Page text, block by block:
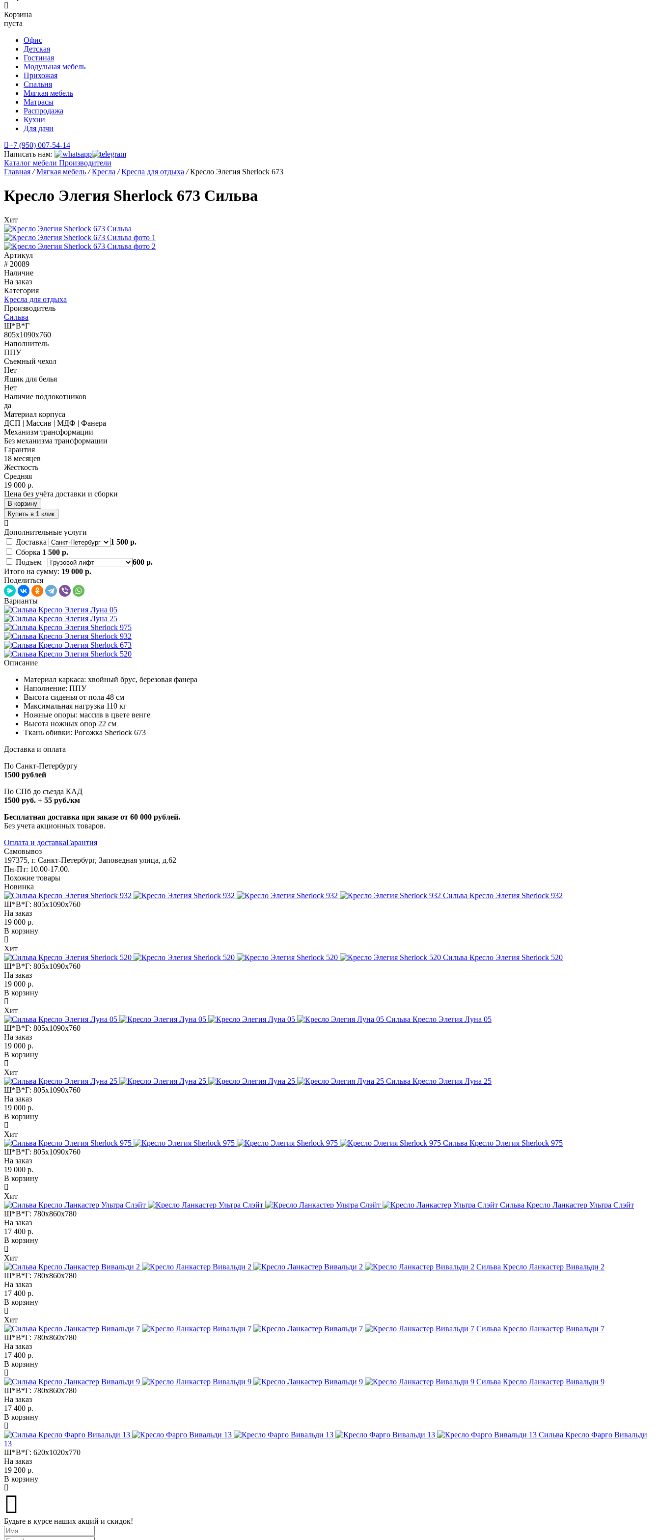
Корзина
пуста
Офис
Детская
Гостиная
Модульная мебель
Прихожая
Спальня
Мягкая мебель
Матрасы
Распродажа
Кухни
Для дачи
+7 (950) 007-54-14
Написать нам:
Каталог мебели Производители
Главная / Мягкая мебель / Кресла / Кресла для отдыха / Кресло Элегия Sherlock 673
Кресло Элегия Sherlock 673 Сильва
Хит
Артикул
# 20089
Наличие
На заказ
Категория
Кресла для отдыха
Производитель
Сильва
Ш*В*Г
805x1090x760
Наполнитель
ППУ
Съемный чехол
Нет
Ящик для белья
Нет
Наличие подлокотников
да
Материал корпуса
ДСП | Массив | МДФ | Фанера
Механизм трансформации
Без механизма трансформации
Гарантия
18 месяцев
Жесткость
Средняя
19 000 р.
Цена без учёта доставки и сборки
В корзину
Купить в 1 клик
Дополнительные услуги
Доставка
1 500 р.
Сборка 1 500 р.
Подъем
600 р.
Итого на сумму: 19 000 р.
Поделиться
Варианты
Описание
Материал каркаса: хвойный брус, березовая фанера
Наполнение: ППУ
Высота сиденья от пола 48 см
Максимальная нагрузка 110 кг
Ножные опоры: массив в цвете венге
Высота ножных опор 22 см
Ткань обивки: Рогожка Sherlock 673
Доставка и оплата
По Санкт-Петербургу
1500 рублей
По СПб до съезда КАД
1500 руб. + 55 руб./км
Бесплатная доставка при заказе от 60 000 рублей.
Без учета акционных товаров.
Оплата и доставкаГарантия
Самовывоз
197375, г. Санкт-Петербург, Заповедная улица, д.62
Пн-Пт: 10.00-17.00.
Похожие товары
Новинка
Сильва Кресло Элегия Sherlock 932
Ш*В*Г: 805x1090x760
На заказ
19 000 р.
В корзину
Хит
Сильва Кресло Элегия Sherlock 520
Ш*В*Г: 805x1090x760
На заказ
19 000 р.
В корзину
Хит
Сильва Кресло Элегия Луна 05
Ш*В*Г: 805x1090x760
На заказ
19 000 р.
В корзину
Хит
Сильва Кресло Элегия Луна 25
Ш*В*Г: 805x1090x760
На заказ
19 000 р.
В корзину
Хит
Сильва Кресло Элегия Sherlock 975
Ш*В*Г: 805x1090x760
На заказ
19 000 р.
В корзину
Хит
Сильва Кресло Ланкастер Ультра Слэйт
Ш*В*Г: 780x860x780
На заказ
17 400 р.
В корзину
Хит
Сильва Кресло Ланкастер Вивальди 2
Ш*В*Г: 780x860x780
На заказ
17 400 р.
В корзину
Хит
Сильва Кресло Ланкастер Вивальди 7
Ш*В*Г: 780x860x780
На заказ
17 400 р.
В корзину
Сильва Кресло Ланкастер Вивальди 9
Ш*В*Г: 780x860x780
На заказ
17 400 р.
В корзину
Сильва Кресло Фарго Вивальди
13
Ш*В*Г: 620x1020x770
На заказ
19 200 р.
В корзину
Будьте в курсе наших акций и скидок!